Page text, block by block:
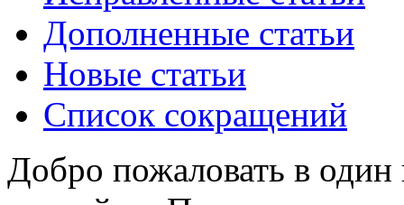
Дополненные статьи
Новые статьи
Список сокращений
Добро пожаловать в